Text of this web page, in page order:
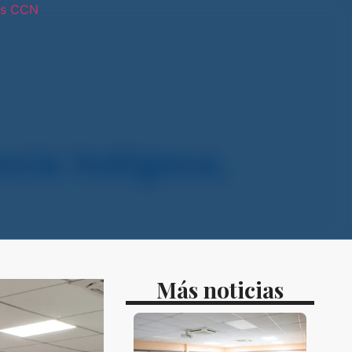
CCN
Indígena,
Más noticias